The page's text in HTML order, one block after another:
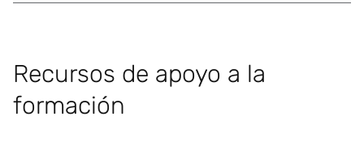
Recursos de apoyo a la
formación